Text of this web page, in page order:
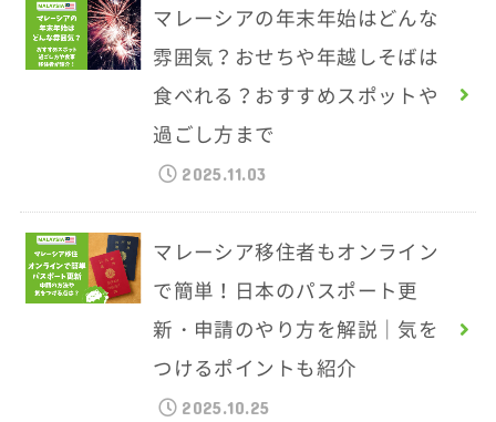
マレーシアの年末年始はどんな
雰囲気？おせちや年越しそばは
食べれる？おすすめスポットや
過ごし方まで
2025.11.03
マレーシア移住者もオンライン
で簡単！日本のパスポート更
新・申請のやり方を解説｜気を
つけるポイントも紹介
2025.10.25